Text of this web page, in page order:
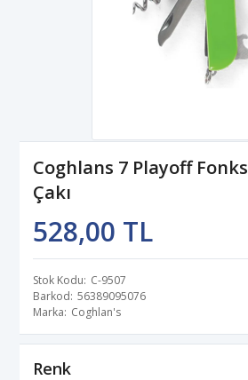
Coghlans 7 Playoff
Çakı
528,00 TL
Stok Kodu C-9507
Barkod 56389095076
Marka Coghlan's
Renk